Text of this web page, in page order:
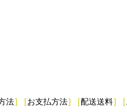
法] [お支払方法] [配送送料] [